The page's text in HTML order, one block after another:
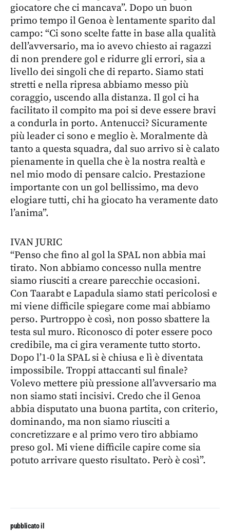
pubblicato il
giocatore che ci mancava”. Dopo un buon
primo tempo il Genoa è lentamente sparito dal
campo: “Ci sono scelte fatte in base alla qualità
dell’avversario, ma io avevo chiesto ai ragazzi
di non prendere gol e ridurre gli errori, sia a
livello dei singoli che di reparto. Siamo stati
stretti e nella ripresa abbiamo messo più
coraggio, uscendo alla distanza. Il gol ci ha
facilitato il compito ma poi si deve essere bravi
a condurla in porto. Antenucci? Sicuramente
più leader ci sono e meglio è. Moralmente dà
tanto a questa squadra, dal suo arrivo si è calato
pienamente in quella che è la nostra realtà e
nel mio modo di pensare calcio. Prestazione
importante con un gol bellissimo, ma devo
elogiare tutti, chi ha giocato ha veramente dato
l’anima”.
IVAN JURIC
“Penso che fino al gol la SPAL non abbia mai
tirato. Non abbiamo concesso nulla mentre
siamo riusciti a creare parecchie occasioni.
Con Taarabt e Lapadula siamo stati pericolosi e
mi viene difficile spiegare come mai abbiamo
perso. Purtroppo è così, non posso sbattere la
testa sul muro. Riconosco di poter essere poco
credibile, ma ci gira veramente tutto storto.
Dopo l’1-0 la SPAL si è chiusa e lì è diventata
impossibile. Troppi attaccanti sul finale?
Volevo mettere più pressione all’avversario ma
non siamo stati incisivi. Credo che il Genoa
abbia disputato una buona partita, con criterio,
dominando, ma non siamo riusciti a
concretizzare e al primo vero tiro abbiamo
preso gol. Mi viene difficile capire come sia
potuto arrivare questo risultato. Però è così”.